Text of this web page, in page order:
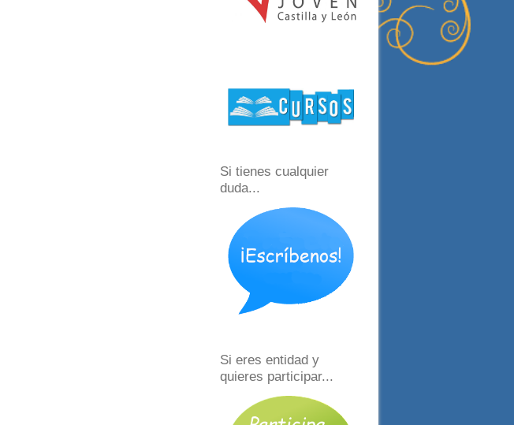
Si tienes cualquier
duda...
Si eres entidad y
quieres participar...